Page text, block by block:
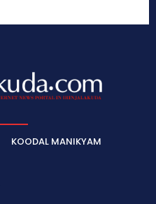
KOODAL MANIKYAM